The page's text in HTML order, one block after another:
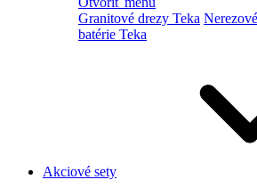
Granitové drezy Teka
batérie Teka
Akciové sety